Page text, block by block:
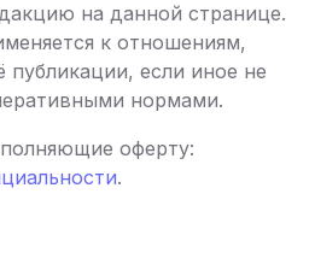
на данной странице.
к отношениям,
публикации, если иное не
нормами.
оферту:
.